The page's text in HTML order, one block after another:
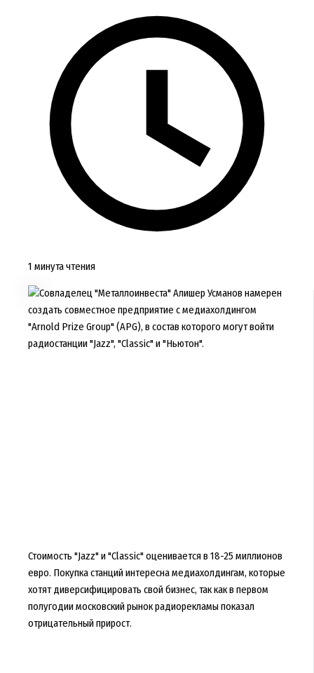
1 минута чтения
Совладелец "Металлоинвеста" Алишер Усманов намерен
создать совместное предприятие с медиахолдингом
"Arnold Prize Group" (APG), в состав которого могут войти
радиостанции "Jazz", "Classic" и "Ньютон".
Стоимость "Jazz" и "Classic" оценивается в 18-25 миллионов
евро. Покупка станций интересна медиахолдингам, которые
хотят диверсифицировать свой бизнес, так как в первом
полугодии московский рынок радиорекламы показал
отрицательный прирост.